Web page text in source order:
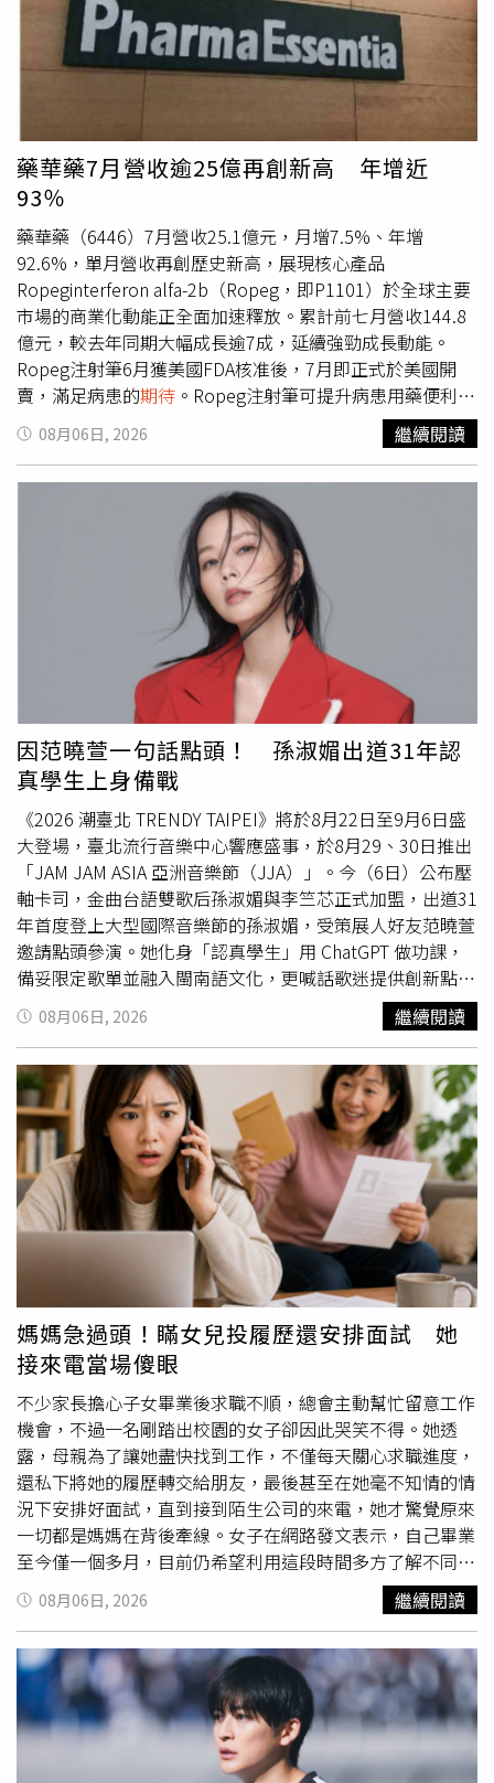
旅客入住。考量時間已晚，王先生先辦理入住，其餘兩名同
行女子則打算另尋住宿。一行人吃完宵夜時已接近凌晨1
時，再四處詢問附近旅館與民宿後，發現周邊房源早已全部
客滿。為了不影響隔天行程，兩名女子最後決定留在自己的
車內將就一晚。王先生表示，當時大家都認為只是暫時應
急，「先撐過一晚，隔天再想辦法」。隔天上午，飯店一名
管理人員協助王先生一行10人轉往親戚經營的另一間旅館入
住，但由於房間仍不足，其中一名女子再次主動選擇睡在車
內，因此兩天合計共有3人次在自己的車上過夜。直到7月
29日辦理退房時，一張帳單卻讓王先生當場傻眼。除了正常
房費外，櫃檯竟另外列出「車上住宿費」，並以每人每晚人
民幣50元（約新台幣210元）計算，第一晚兩人、第二晚一
人，共收取人民幣150元（約新台幣630元）。王姓男子質
疑，車輛、油錢及停車費皆自行負擔，飯店卻另外收取住宿
費，讓他直呼難以接受。（圖／翻攝自錢江晚報）王先生表
示，自己當場完全無法理解，「車是我們自己的、油是我們
加的、停車費也照付，怎麼睡自己的車還要付住宿費？」他
認為這筆費用毫無依據，也從未聽過有飯店會向未入住客
房、僅睡在自己車上的旅客收費。更令他不滿的是，當他要
求飯店開立正式發票時，業者一度拒絕，直到警方到場協調
後才同意開立，但發票上的項目竟仍標示為「車上住宿
費」，讓他與同行友人更加無法接受。王先生坦言，自己已
50多歲，還是第一次遇到如此離譜的收費方式，因此在離開
飯店後向12315消費者申訴專線提出檢舉，希望相關單位介
入調查，也讓事件逐漸受到外界關注。事件曝光後，當地媒
體也向伊美臻選酒店查證，飯店工作人員表示，基於安全考
量，原則上並不允許旅客在車內過夜；至於「車上住宿費」
的收費依據，則稱自己並不清楚，表示當時飯店營運是由值
班管理人員負責，無法進一步說明。由於王先生已向12315
提出申訴，伊寧市市場監督管理局接獲投訴後也立即介入調
查。承辦人員證實，案件內容與旅客反映情況相符，並要求
飯店正視服務爭議、盡快與消費者協調處理。市場監管部門
指出，這類案件相當少見，也是首次遇到類似情況。即使同
行旅客沒有入住客房，業者仍應提供必要協助與尊重，而非
以其他名目另外收費，因此認為「車上住宿費」的收費方式
並不合理。據了解，8月4日下午，市場監管局先致電王先
生，表示將協助處理此案，隨後又再次回訪了解協商進度，
希望雙方盡快達成共識。不久後，自稱是飯店負責人的馬姓
女子主動聯繫王先生，透過電話及通訊軟體向他表達歉意。
她表示，飯店開業還不到一年，營運經驗不足，事發期間自
己因外出辦事，暫時將飯店交由其他人管理，沒想到因此發
生爭議事件，得知後感到十分愧疚，也坦承此次事件屬於管
理疏失。馬女表示，飯店將全面檢討相關作業流程，加強員
工教育訓練與服務管理，避免類似情況再次發生，希望重新
建立旅客對飯店的信任。經市場監管部門協調及雙方溝通
後，飯店同意全額退還先前收取的人民幣150元（約新台幣
630元）「車上住宿費」，並另外賠償人民幣1000元（約新
台幣4200元），作為旅程受影響及消費體驗不佳的補償，
王先生也接受飯店的處理方案，整起消費糾紛至此告一段
落。事件在網路曝光後，也引發不少網友討論，不少人質疑
「睡自己的車為何還要付住宿費」、「停車費都已經繳了，
還收住宿費根本說不過去」，也有人認為飯店應優先協助旅
客解決住宿問題，而非另設收費名目。隨著市場監管部門介
入並認定收費不合理，涉事飯店也完成退款及賠償，全案最
終順利落幕。
藥華藥7月營收逾25億再創新高 年增近
93％
藥華藥（6446）7月營收25.1億元，月增7.5%、年增
92.6%，單月營收再創歷史新高，展現核心產品
Ropeginterferon alfa-2b（Ropeg，即P1101）於全球主要
市場的商業化動能正全面加速釋放。累計前七月營收144.8
億元，較去年同期大幅成長逾7成，延續強勁成長動能。
Ropeg注射筆6月獲美國FDA核准後，7月即正式於美國開
賣，滿足病患的期待 。Ropeg注射筆可提升病患用藥便利性
與治療體驗，預期將吸引更多新病人採用，並提升患者持續
治療意願，進一步擴大市場滲透率並挹注產品成長動能。新
適應症方面，藥華藥已在全球多國完成Ropeg用於原發性血
小板過多症（ET）之藥證申請。其中，美國FDA審查完成目
標日期（PDUFA Date）為2026年8月30日。公司已積極進
行商業化布局，並將於下週在芝加哥舉辦行銷大會，確保藥
證核准後即可快速上市，全面提升Ropeg在美國市場的患者
覆蓋率。日本市場方面，日本厚生勞動省藥事審議專家會議
已於7月通過擴大Ropeg適應症至治療所有ET病患，Ropeg
有望提前於8月中獲日本ET藥證。至於中國及韓國審查程
序，亦同步順利推進中。Ropeg目前已於全球約50個國家建
立真性紅血球增多症（PV）完整商業通路與治療基礎，ET
適應症陸續於全球主要市場獲准後，即可快速導入既有市
場。
08月06日, 2026 繼續閱讀
因范曉萱一句話點頭！ 孫淑媚出道31年認
真學生上身備戰
《2026 潮臺北 TRENDY TAIPEI》將於8月22日至9月6日盛
大登場，臺北流行音樂中心響應盛事，於8月29、30日推出
「JAM JAM ASIA 亞洲音樂節（JJA）」。今（6日）公布壓
軸卡司，金曲台語雙歌后孫淑媚與李竺芯正式加盟，出道31
年首度登上大型國際音樂節的孫淑媚，受策展人好友范曉萱
邀請點頭參演。她化身「認真學生」用 ChatGPT 做功課，
備妥限定歌單並融入閩南語文化，更喊話歌迷提供創新點
子，展現「正港辣台妹」魅力。李竺芯特別集結不同世代的
優秀演奏家，共同打造全新演出編制，首度帶來全新編曲的
演出內容。（圖／北流提供）將於8月30日登台的李竺芯，
這次特別集結不同世代的優秀演奏家，共同打造全新演出編
制，並首度帶來全新編曲的演出內容。她透露，這次歌單將
橫跨約一千兩百年的時間軸，從一千兩百年前的古文吟唱一
路延伸至自己的臺語創作，希望藉由不同時代的作品，向來
自亞太各地的音樂人與樂迷分享臺灣文化的深厚底蘊。她笑
說：「這次選曲真的很復古，會從很古早以前到現在的台語
歌曲做精選回顧，敬請期待！」除了準備自己的演出，李竺
芯也早已安排好「聽團行程」，最期待
朝聖英國傳奇樂團
AsianDub Foundation的現場演出，興奮表示：「我本身就
非常喜歡帶有世界音樂色彩的節奏聲響，Asian Dub
Foundation幾乎集結了我喜歡的所有元素。」此外，今年
JJA更首度邀請哈薩克創作歌手dudeontheguitar來台，以
溫柔空靈的嗓音與詩意創作，帶來融合R&B與Hip-Hop的中
亞特色聲響，同時匯集海內外逾 80 組卡司，將於北流七大
舞台輪番登場，更搭配「跨夜特別企劃」與「TMC Blvd. 北
流大道」封街派對。活動票券現於ibon售票系統熱賣中。
08月06日, 2026 繼續閱讀
媽媽急過頭！瞞女兒投履歷還安排面試 她
接來電當場傻眼
不少家長擔心子女畢業後求職不順，總會主動幫忙留意工作
機會，不過一名剛踏出校園的女子卻因此哭笑不得。她透
露，母親為了讓她盡快找到工作，不僅每天關心求職進度，
還私下將她的履歷轉交給朋友，最後甚至在她毫不知情的情
況下安排好面試，直到接到陌生公司的來電，她才驚覺原來
一切都是媽媽在背後牽線。女子在網路發文表示，自己畢業
至今僅一個多月，目前仍希望利用這段時間多方了解不同職
缺，找到真正適合自己的工作，因此並未急著投入職場。然
而，在母親眼中，她似乎已經到了必須立刻就業的時候，幾
乎每天都會詢問履歷投遞情況，以及是否有企業通知面試。
她形容，母親如今對任何一通電話都抱著 期待，只要手機鈴
聲響起，就會立刻關心是不是公司來電。有一次只是外送員
聯絡取餐，母親還誤以為終於等到面試通知，得知真相後難
掩失望神情，也讓她忍不住苦笑。除了口頭關心外，母親更
積極替她蒐集求職資訊，無論是親友介紹的工作、社群平台
08月06日, 2026 繼續閱讀